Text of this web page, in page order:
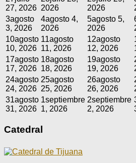
27, 2026 2026
2026
3agosto
3, 2026
4agosto 4,
2026
5agosto 5,
2026
10agosto
10, 2026
11agosto
11, 2026
12agosto
12, 2026
17agosto
17, 2026
18agosto
18, 2026
19agosto
19, 2026
24agosto
24, 2026
25agosto
25, 2026
26agosto
26, 2026
31agosto
31, 2026
1septiembre
1, 2026
2septiembre
2, 2026
Catedral